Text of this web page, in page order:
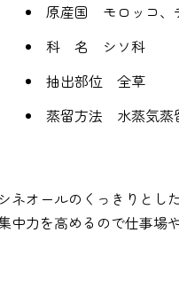
原産国 モロッコ、
科 名 シソ科
抽出部位 全草
蒸留方法 水蒸気蒸
シネオールのくっきりとし
中力を高めるので仕事場